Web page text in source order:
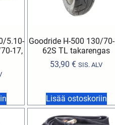
5.10-
17,
Goodride H-500 130/
62S TL takarengas
53,90€ SIS. ALV
Lisää ostoskoriin